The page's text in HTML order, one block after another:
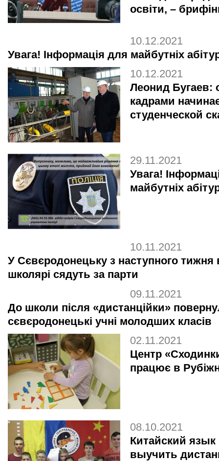
освіти, –
10.12.2021
Увага! Інформація для майбутніх
10.12.2021
Леонид Бугаев:
кадрами
студенческой
29.11.2021
Увага!
майбутніх
10.11.2021
У Сєвєродонецьку з наступного тижня
школярі сядуть за парти
09.11.2021
До школи після «дистанційки»
сєвєродонецькі учні молодших класів
02.11.2021
Центр
працює в
08.10.2021
Китайский
выучить